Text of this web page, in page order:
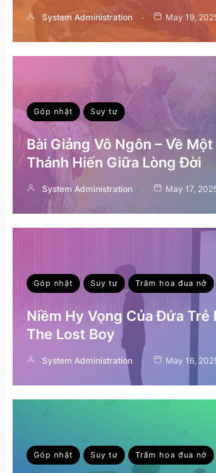
System Administration May 19,
Góp nhặt Suy tư
Bài Giảng Vô Ngôn – Về
Thánh Hiến Giữa Lòng Đời
System Administration May 17,
Góp nhặt Suy tư Trăm hoa đua nở
Niềm Hy Vọng Của Đứa Trẻ
The Lost Boy
System Administration May 16,
Góp nhặt Suy tư Trăm hoa đua nở